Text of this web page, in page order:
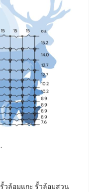
วล้อมแกะ รั้วล้อมสวน